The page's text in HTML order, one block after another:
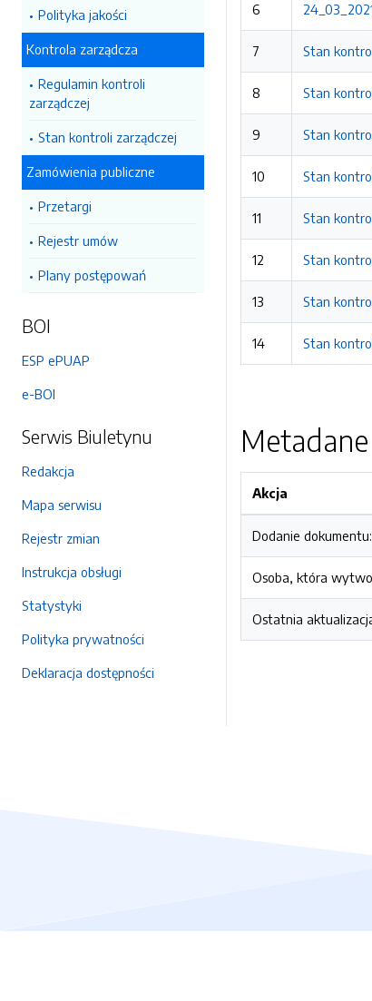
Polityka jakości
Kontrola zarządcza
Regulamin kontroli
zarządczej
Stan kontroli zarządczej
Zamówienia publiczne
Przetargi
Rejestr umów
Plany postępowań
BOI
ESP ePUAP
e-BOI
Serwis Biuletynu
Redakcja
Mapa serwisu
Rejestr zmian
Instrukcja obsługi
Statystyki
Polityka prywatności
Deklaracja dostępności
6
7 Stan
8 Stan
9 Stan
10 Stan
11 Stan
12 Stan
13 Stan
14 Stan
Akcja
Dodanie dokumentu:
Osoba, która
Ostatnia